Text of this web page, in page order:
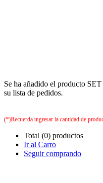
Se ha añadido el producto
su lista de pedidos.
(*)Recuerda ingresar la cantidad de
Total (0) productos
Ir al Carro
Seguir comprando